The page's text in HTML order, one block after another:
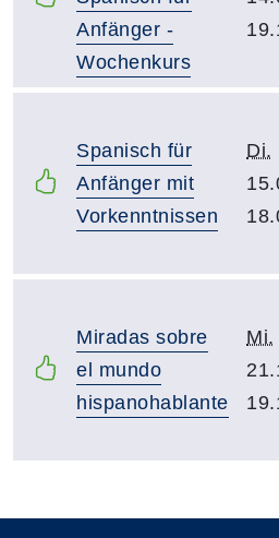
Anfänger -
Wochenkurs
Spanisch für
Anfänger mit
Vorkenntnissen
Di.
Miradas sobre
el mundo
hispanohablante
Mi.